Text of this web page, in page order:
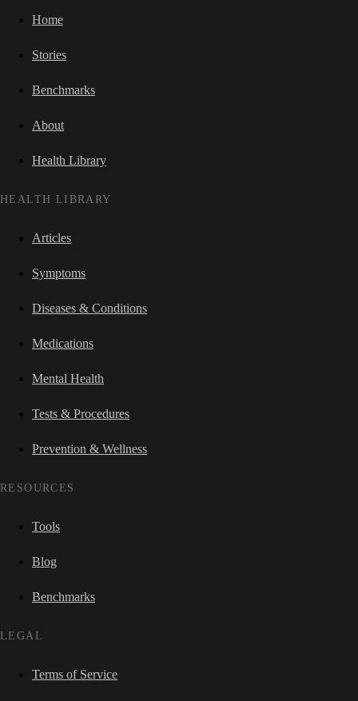
Home
Stories
Benchmarks
About
Health Library
HEALTH LIBRARY
Articles
Symptoms
Diseases & Conditions
Medications
Mental Health
Tests & Procedures
Prevention & Wellness
RESOURCES
Tools
Blog
Benchmarks
LEGAL
Terms of Service